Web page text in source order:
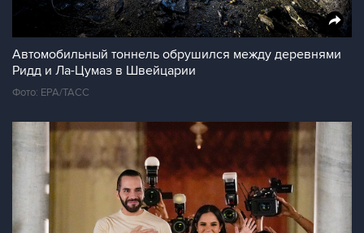
Автомобильный тоннель обрушился между деревнями
Ридд и Ла-Цумаз в Швейцарии
Фото: EPA/ТАСС